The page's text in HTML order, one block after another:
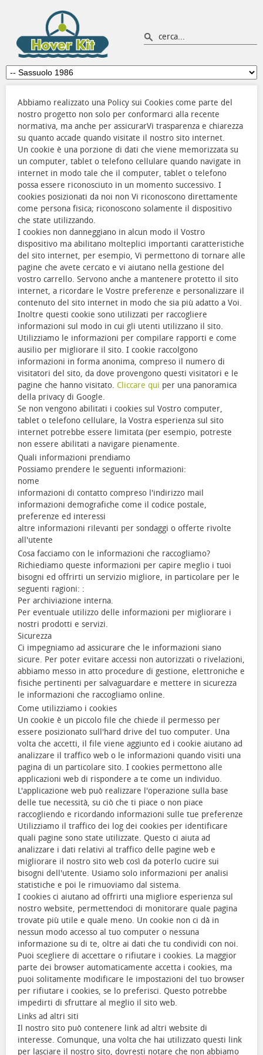
Abbiamo realizzato una Policy sui Cookies come parte del
nostro progetto non solo per conformarci alla recente
normativa, ma anche per assicurarVi trasparenza e chiarezza
su quanto accade quando visitate il nostro sito internet.
Un cookie è una porzione di dati che viene memorizzata su
un computer, tablet o telefono cellulare quando navigate in
internet in modo tale che il computer, tablet o telefono
possa essere riconosciuto in un momento successivo. I
cookies posizionati da noi non Vi riconoscono direttamente
come persona fisica; riconoscono solamente il dispositivo
che state utilizzando.
I cookies non danneggiano in alcun modo il Vostro
dispositivo ma abilitano molteplici importanti caratteristiche
del sito internet, per esempio, Vi permettono di tornare alle
pagine che avete cercato e vi aiutano nella gestione del
vostro carrello. Servono anche a mantenere protetto il sito
internet, a ricordare le Vostre preferenze e personalizzare il
contenuto del sito internet in modo che sia più adatto a Voi.
Inoltre questi cookie sono utilizzati per raccogliere
informazioni sul modo in cui gli utenti utilizzano il sito.
Utilizziamo le informazioni per compilare rapporti e come
ausilio per migliorare il sito. I cookie raccolgono
informazioni in forma anonima, compreso il numero di
visitatori del sito, da dove provengono questi visitatori e le
pagine che hanno visitato. Cliccare qui per una panoramica
della privacy di Google.
Se non vengono abilitati i cookies sul Vostro computer,
tablet o telefono cellulare, la Vostra esperienza sul sito
internet potrebbe essere limitata (per esempio, potreste
non essere abilitati a navigare pienamente.
Quali informazioni prendiamo
Possiamo prendere le seguenti informazioni:
nome
informazioni di contatto compreso l'indirizzo mail
informazioni demografiche come il codice postale,
preferenze ed interessi
altre informazioni rilevanti per sondaggi o offerte rivolte
all'utente
Cosa facciamo con le informazioni che raccogliamo?
Richiediamo queste informazioni per capire meglio i tuoi
bisogni ed offrirti un servizio migliore, in particolare per le
seguenti ragioni: :
Per archiviazione interna.
Per eventuale utilizzo delle informazioni per migliorare i
nostri prodotti e servizi.
Sicurezza
Ci impegniamo ad assicurare che le informazioni siano
sicure. Per poter evitare accessi non autorizzati o rivelazioni,
abbiamo messo in atto procedure di gestione, elettroniche e
fisiche pertinenti per salvaguardare e mettere in sicurezza
le informazioni che raccogliamo online.
Come utilizziamo i cookies
Un cookie è un piccolo file che chiede il permesso per
essere posizionato sull'hard drive del tuo computer. Una
volta che accetti, il file viene aggiunto ed i cookie aiutano ad
analizzare il traffico web o le informazioni quando visiti una
pagina di un particolare sito. I cookies permettono alle
applicazioni web di rispondere a te come un individuo.
L'applicazione web può realizzare l'operazione sulla base
delle tue necessità, su ciò che ti piace o non piace
raccogliendo e ricordando informazioni sulle tue preferenze
Utilizziamo il traffico dei log dei cookies per identificare
quali pagine sono state utilizzate. Questo ci aiuta ad
analizzare i dati relativi al traffico delle pagine web e
migliorare il nostro sito web così da poterlo cucire sui
bisogni dell'utente. Usiamo solo informazioni per analisi
statistiche e poi le rimuoviamo dal sistema.
I cookies ci aiutano ad offrirti una migliore esperienza sul
nostro website, permettendoci di monitorare quale pagina
trovate più utile e quale meno. Un cookie non ci dà in
nessun modo accesso al tuo computer o nessuna
informazione su di te, oltre ai dati che tu condividi con noi.
Puoi scegliere di accettare o rifiutare i cookies. La maggior
parte dei browser automaticamente accetta i cookies, ma
puoi solitamente modificare le impostazioni del tuo browser
per rifiutare i cookies, se lo preferisci. Questo potrebbe
impedirti di sfruttare al meglio il sito web.
Links ad altri siti
Il nostro sito può contenere link ad altri website di
interesse. Comunque, una volta che hai utilizzato questi link
per lasciare il nostro sito, dovresti notare che non abbiamo